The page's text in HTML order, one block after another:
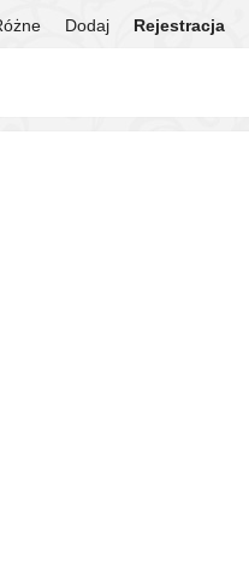
Dodaj Rejestracja